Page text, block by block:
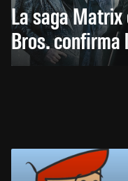
La saga
Bros. confirma